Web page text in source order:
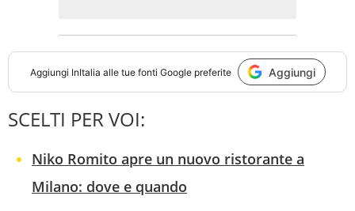
Aggiungi InItalia alle tue fonti Google preferite Aggiungi
SCELTI PER VOI:
Niko Romito apre un nuovo ristorante a
Milano: dove e quando